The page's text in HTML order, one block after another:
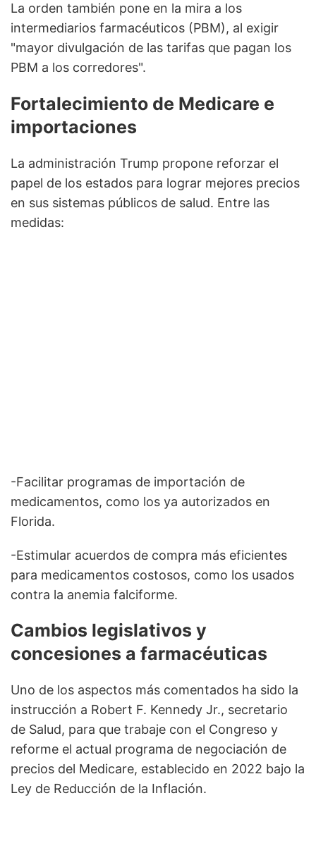
La orden también pone en la mira a los
intermediarios farmacéuticos (PBM), al exigir
"mayor divulgación de las tarifas que pagan los
PBM a los corredores".
Fortalecimiento de Medicare e
importaciones
La administración Trump propone reforzar el
papel de los estados para lograr mejores precios
en sus sistemas públicos de salud. Entre las
medidas:
-Facilitar programas de importación de
medicamentos, como los ya autorizados en
Florida.
-Estimular acuerdos de compra más eficientes
para medicamentos costosos, como los usados
contra la anemia falciforme.
Cambios legislativos y
concesiones a farmacéuticas
Uno de los aspectos más comentados ha sido la
instrucción a Robert F. Kennedy Jr., secretario
de Salud, para que trabaje con el Congreso y
reforme el actual programa de negociación de
precios del Medicare, establecido en 2022 bajo la
Ley de Reducción de la Inflación.